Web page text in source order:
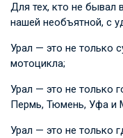
Для тех, кто не бывал
нашей необъятной, с
Урал — это не только
мотоцикла;
Урал — это не только
Пермь, Тюмень, Уфа и
Урал — это не только